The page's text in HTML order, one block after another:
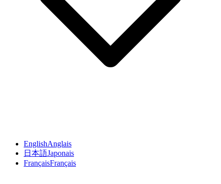
EnglishAnglais
日本語Japonais
FrançaisFrançais